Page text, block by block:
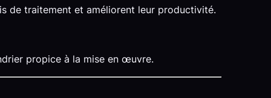
de traitement et améliorent leur productivité.
propice à la mise en œuvre.